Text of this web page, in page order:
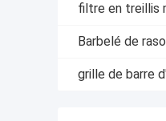
filtre en treillis
Barbelé de
grille de barre